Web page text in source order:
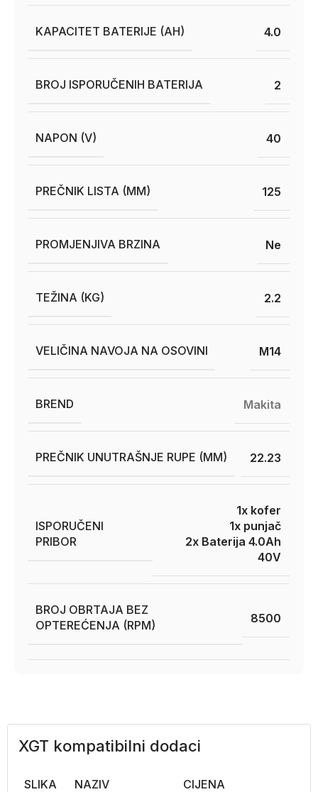
KAPACITET BATERIJE (AH) 4.0
BROJ ISPORUČENIH BATERIJA 2
NAPON (V) 40
PREČNIK LISTA (MM) 125
PROMJENJIVA BRZINA Ne
TEŽINA (KG) 2.2
VELIČINA NAVOJA NA OSOVINI M14
BREND Makita
PREČNIK UNUTRAŠNJE RUPE (MM) 22.23
ISPORUČENI
PRIBOR
1x kofer
1x punjač
2x Baterija 4.0Ah
40V
BROJ OBRTAJA BEZ
OPTEREĆENJA (RPM)
8500
XGT kompatibilni dodaci
SLIKA NAZIV CIJENA